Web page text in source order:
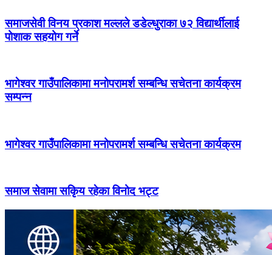
समाजसेवी विनय प्रकाश मल्लले डडेल्धुराका ७२ विद्यार्थीलाई
पोशाक सहयोग गर्ने
भागेश्वर गाउँपालिकामा मनोपरामर्श सम्बन्धि सचेतना कार्यक्रम
सम्पन्न
भागेश्वर गाउँपालिकामा मनोपरामर्श सम्बन्धि सचेतना कार्यक्रम
समाज सेवामा सकिृय रहेका विनोद भट्ट